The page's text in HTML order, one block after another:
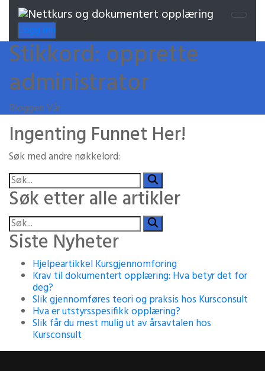
Logg inn
Stikkord: opprette
administrator
Bloggen Vår
Ingenting Funnet Her!
Søk med andre nøkkelord:
Søk etter alle artikler
Siste Nyheter
Hjelpeartikkel Kursgjennomforing
Krav til dokumentert opplæring: Hva betyr det for
deg?
Slik gjennomføres teori og praksis hos Kursconsult
Hva er utstyrsspesifikk opplæring?
Slik får du mest mulig ut av årsavtalen hos
Kursconsult